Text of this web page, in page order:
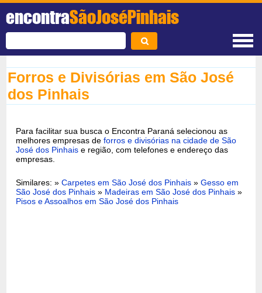
encontraSãoJoséPinhais
Forros e Divisórias em São José
dos Pinhais
Para facilitar sua busca o Encontra Paraná selecionou as
melhores empresas deforros e divisórias na cidade de São
José dos Pinhais e região, com telefones e endereço das
empresas.
Similares:»Carpetes em São José dos Pinhais »Gesso em
São José dos Pinhais » Madeiras em São José dos Pinhais »
Pisos e Assoalhos em São José dos Pinhais